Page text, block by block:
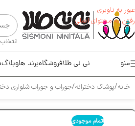
عبور به ناوبری
رفتن به محتوای اصلی
منو نی نی طلافروشگاهبرند هاوبلاگ
خانه پوشاک دخترانه جوراب و جوراب شلواری
اتمام موجودی